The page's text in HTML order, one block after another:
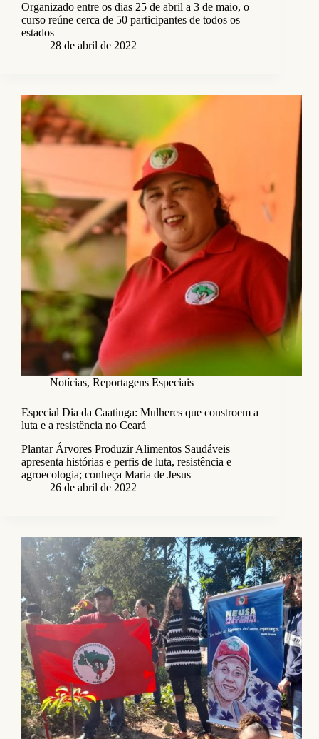
Organizado entre os dias 25 de abril a 3 de maio, o
curso reúne cerca de 50 participantes de todos os
estados
28 de abril de 2022
Notícias, Reportagens Especiais
Especial Dia da Caatinga: Mulheres que constroem a
luta e a resistência no Ceará
Plantar Árvores Produzir Alimentos Saudáveis
apresenta histórias e perfis de luta, resistência e
agroecologia; conheça Maria de Jesus
26 de abril de 2022